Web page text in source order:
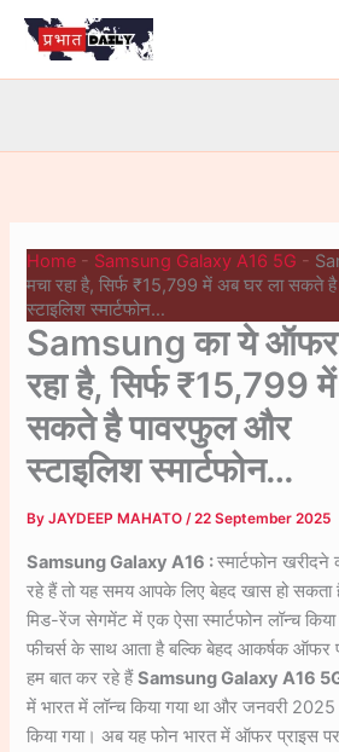
Skip
Home - Samsung Galaxy A16 5G -
मचा रहा है, सिर्फ ₹15,799 में अब घर ला सकते
स्टाइलिश स्मार्टफोन…
Samsung का ये ऑफर
रहा है, सिर्फ ₹15,799
सकते है पावरफुल और
स्टाइलिश स्मार्टफोन…
ByJAYDEEP MAHATO/22 September 2025
Samsung Galaxy A16 :स्मार्टफोन
रहे हैं तो यह समय आपके लिए बेहद खास हो
मिड-रेंज सेगमेंट में एक ऐसा स्मार्टफोन लॉन्च
फीचर्स के साथ आता है बल्कि बेहद आकर्षक ऑफर
हम बात कर रहे हैंSamsung Galaxy A16
में भारत में लॉन्च किया गया था और जनवरी
किया गया। अब यह फोन भारत में ऑफर प्राइस